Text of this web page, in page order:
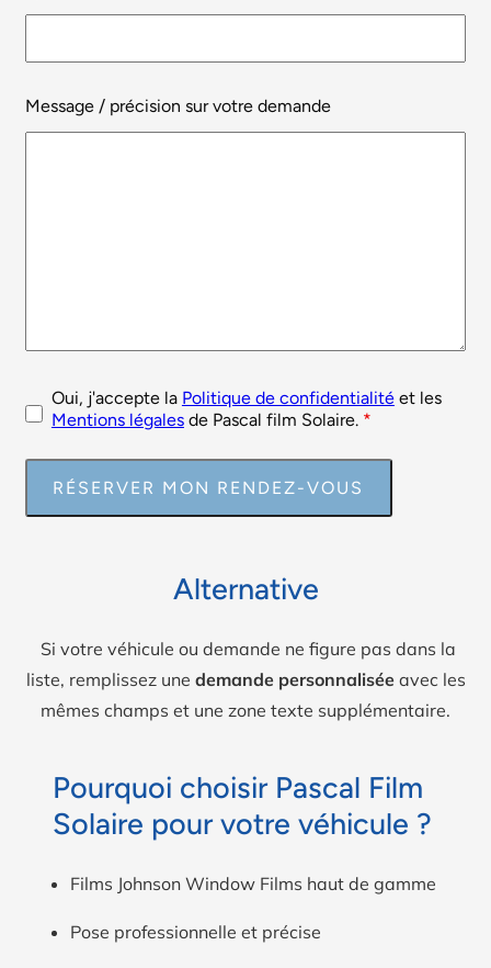
Message / précision sur votre demande
Oui, j'accepte la Politique de confidentialitéet les
Mentions légalesde Pascal film Solaire. *
Alternative
Si votre véhicule ou demande ne figure pas dans la
liste, remplissez une demande personnaliséeavec les
mêmes champs et une zone texte supplémentaire.
Pourquoi choisir Pascal Film
Solaire pour votre véhicule ?
Films Johnson Window Films haut de gamme
Pose professionnelle et précise